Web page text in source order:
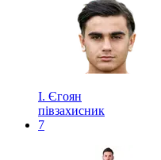
І. Єгоян
півзахисник
7